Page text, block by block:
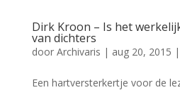
Dirk Kroon – Is het
van dichters
door Archivaris | aug 20, 2015 |
Een hartversterkertje voor de